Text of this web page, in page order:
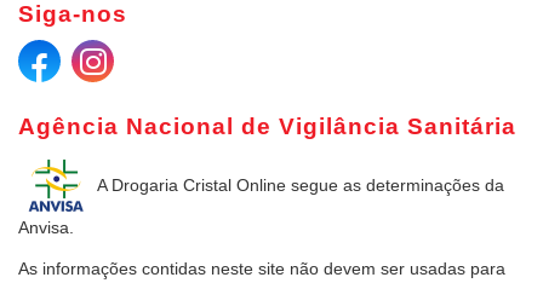
Agência Nacional de Vigilância Sanitária
A Drogaria Cristal Online segue as determinações da
Anvisa.
As informações contidas neste site não devem ser usadas para
Siga-nos